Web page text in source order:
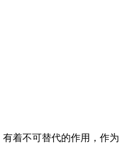
着不可替代的作用，作为